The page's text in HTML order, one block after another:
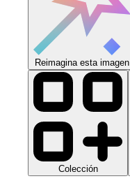
Reimagina esta imagen
Colección